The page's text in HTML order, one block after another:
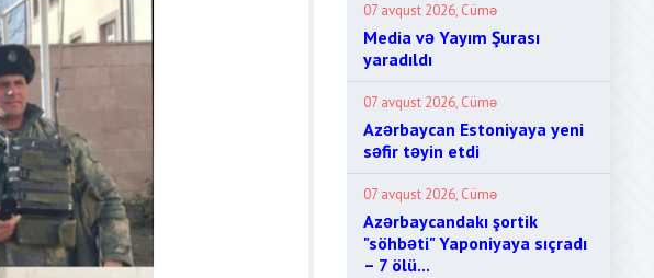
07 avqust 2026, Cümə
Media və Yayım Şurası
yaradıldı
07 avqust 2026, Cümə
Azərbaycan Estoniyaya yeni
səfir təyin etdi
07 avqust 2026, Cümə
Azərbaycandakı şortik
"söhbəti" Yaponiyaya sıçradı
– 7 ölü...